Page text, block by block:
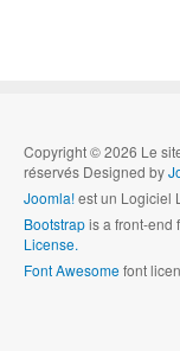
Copyright © 2026 Le
réservés Designed by
Joomla!est un Logiciel
Bootstrapis a front-end
License.
Font Awesomefont